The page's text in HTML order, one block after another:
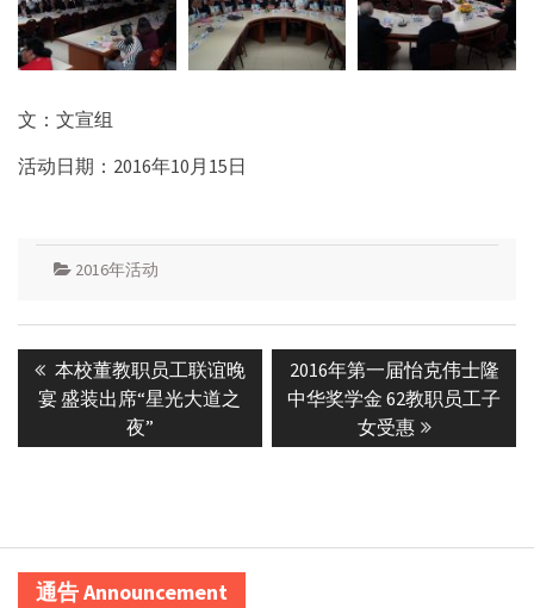
文：文宣组
活动日期：2016年10月15日
2016年活动
Post
navigation
Previous
post:
本校董教职员工联谊晚
宴 盛装出席“星光大道之
夜”
Next
post:
2016年第一届怡克伟士隆
中华奖学金 62教职员工子
女受惠
通告 Announcement